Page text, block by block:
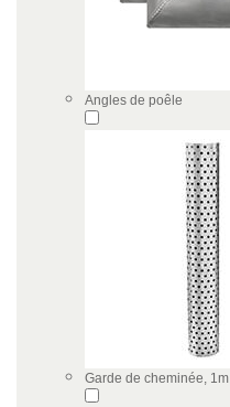
Angles de poêle
Garde de cheminée, 1m